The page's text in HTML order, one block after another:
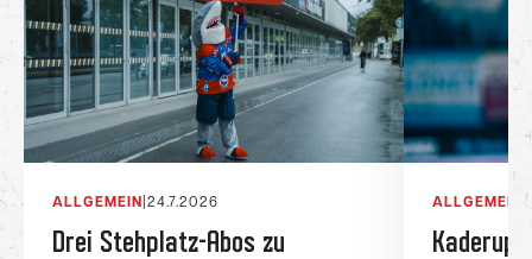
ALLGEMEIN 24.7.2026
Drei Stehplatz-Abos zu
ALLGEMEIN |